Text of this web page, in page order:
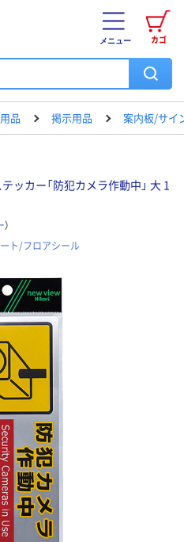
カゴ
メニュー
品 掲示用品 案内板/サイ
ッカー「防犯カメラ作動中」 大 1
）
ト/フロアシール